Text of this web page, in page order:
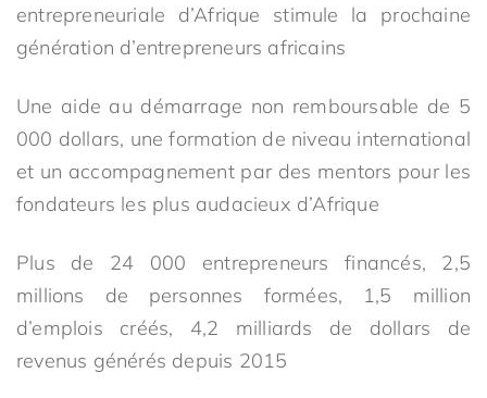
entrepreneuriale d’Afrique stimule la prochaine
génération d’entrepreneurs africains
Une aide au démarrage non remboursable de 5
000 dollars, une formation de niveau international
et un accompagnement par des mentors pour les
fondateurs les plus audacieux d’Afrique
Plus de 24 000 entrepreneurs financés, 2,5
millions de personnes formées, 1,5 million
d’emplois créés, 4,2 milliards de dollars de
revenus générés depuis 2015